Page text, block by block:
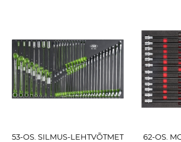
53-OS. SILMUS-LEHTVÕTMET
62-OS.